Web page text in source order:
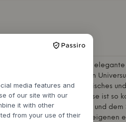
Nagel Vase ist eine
Nagel Design
Ganzen ein organisches
Die 2019 eingeführte Vase ist so
Kerzenhaltern, der Schale und
kann, so dass Sie Ihre eigenen
media features and
of our site with our
it with other
from your use of their